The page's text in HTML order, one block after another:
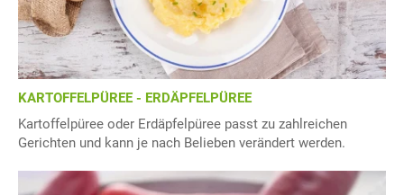
KARTOFFELPÜREE - ERDÄPFELPÜREE
Kartoffelpüree oder Erdäpfelpüree passt zu zahlreichen
Gerichten und kann je nach Belieben verändert werden.